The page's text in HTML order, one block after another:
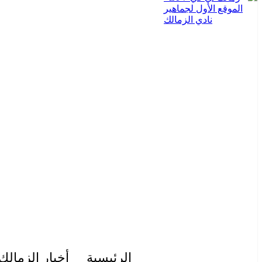
الرئيسية أخبار